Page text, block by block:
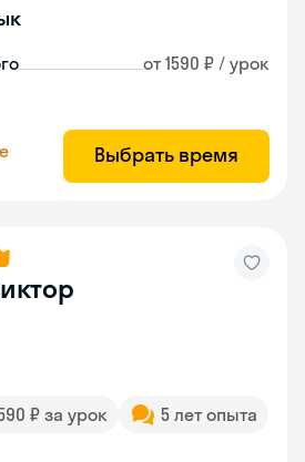
от 1590 ₽ / урок
Выбрать время
₽ за урок
5 лет опыта